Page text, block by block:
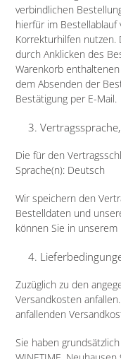
verbindlichen
hierfür im
Korrekturhilfen nutzen.
durch Anklicken des
Warenkorb
dem Absenden der
Bestätigung per E-Mail.
Die für den
Sprache(n): Deutsch
Wir speichern den
Bestelldaten und
können Sie in
Zuzüglich zu den
Versandkosten
anfallenden
Sie haben